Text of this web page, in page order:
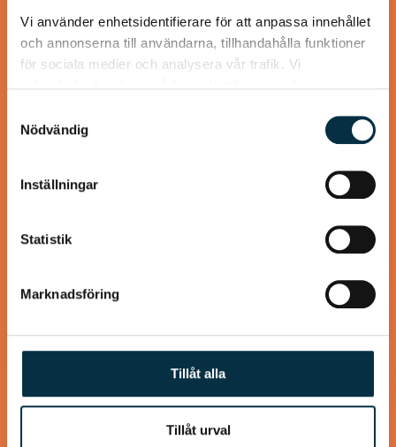
Vi använder enhetsidentifierare för att anpassa innehållet
och annonserna till användarna, tillhandahålla funktioner
för sociala medier och analysera vår trafik. Vi
annons- och analysföretag som vi samarbetar med.
Dessa kan i sin tur kombinera informationen med annan
information som du har tillhandahållit eller som de har
samlat in när du har använt deras tjänster.
Nödvändig
Inställningar
Statistik
Marknadsföring
Tillåt alla
Tillåt urval
Gott lite grovt bröd utan jäst
Detta brödet gjorde jag i dag i stället för att köpa, på detta